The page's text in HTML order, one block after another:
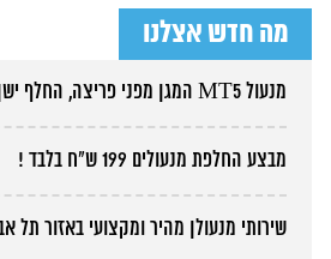
מה חדש אצלנו
מנעול MT5 המגן מפני פריצה, החלף ישן בחדש, התקנה חינם
מבצע החלפת מנעולים 199 ש"ח בלבד !
שירותי מנעולן מהיר ומקצועי באזור תל